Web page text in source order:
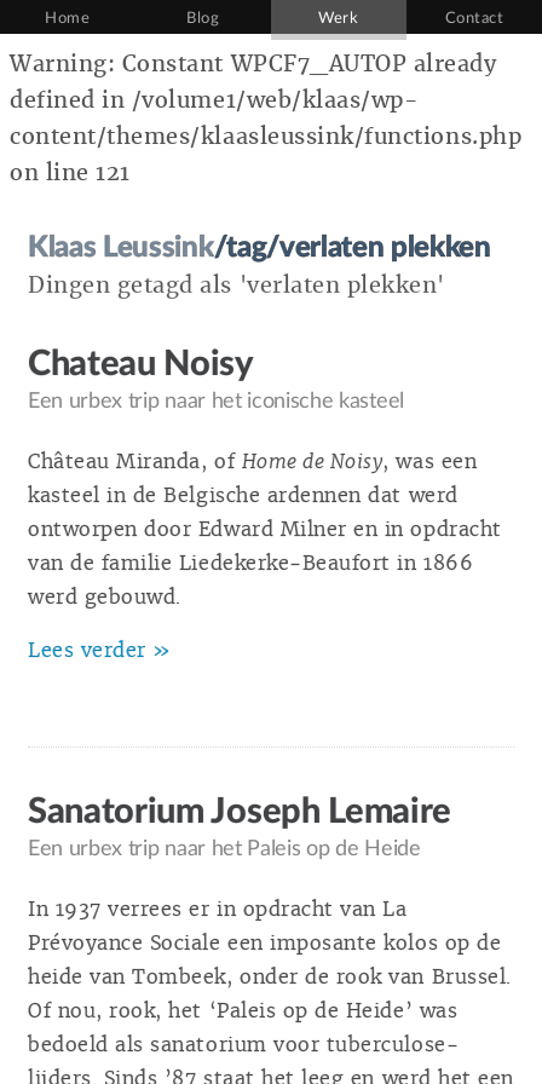
Warning: Constant WPCF7_AUTOP already
defined in /volume1/web/klaas/wp-
content/themes/klaasleussink/functions.php
on line 121
Home Blog Werk Contact
Klaas Leussink/tag/verlaten plekken
Dingen getagd als 'verlaten plekken'
Chateau Noisy
Een urbex trip naar het iconische kasteel
Château Miranda, of Home de Noisy, was een
kasteel in de Belgische ardennen dat werd
ontworpen door Edward Milner en in opdracht
van de familie Liedekerke-Beaufort in 1866
werd gebouwd.
Lees verder »
Sanatorium Joseph Lemaire
Een urbex trip naar het Paleis op de Heide
In 1937 verrees er in opdracht van La
Prévoyance Sociale een imposante kolos op de
heide van Tombeek, onder de rook van Brussel.
Of nou, rook, het ‘Paleis op de Heide’ was
bedoeld als sanatorium voor tuberculose-